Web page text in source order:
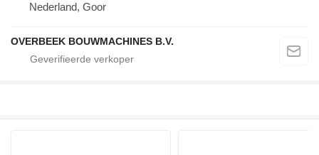
Nederland, Goor
OVERBEEK BOUWMACHINES B.V.